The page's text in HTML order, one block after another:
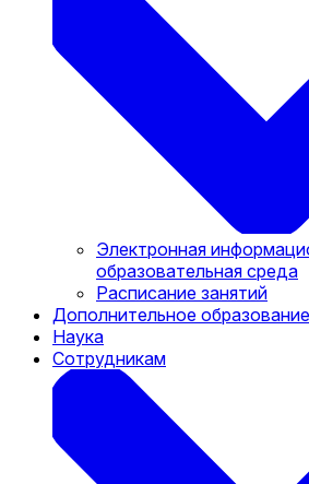
Электронная
образовательная среда
Расписание занятий
Дополнительное образование
Наука
Сотрудникам